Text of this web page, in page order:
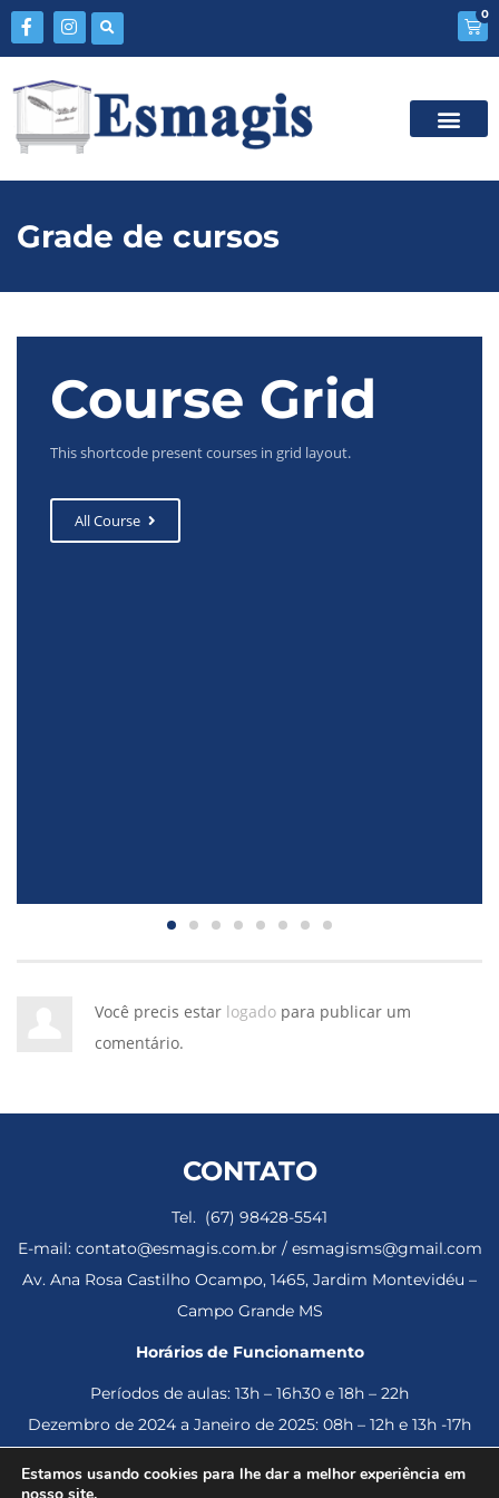
0
Grade de cursos
Course Grid
This shortcode present courses in grid layout.
All Course
Você precis estar logado para publicar um
comentário.
CONTATO
Tel. (67) 98428-5541
E-mail: contato@esmagis.com.br / esmagisms@gmail.com
Av. Ana Rosa Castilho Ocampo, 1465, Jardim Montevidéu –
Campo Grande MS
Horários de Funcionamento
Períodos de aulas: 13h – 16h30 e 18h – 22h
Dezembro de 2024 a Janeiro de 2025: 08h – 12h e 13h -17h
Estamos usando cookies para lhe dar a melhor experiência em